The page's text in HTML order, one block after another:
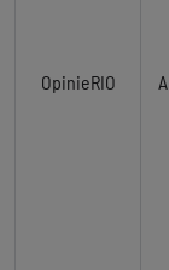
OpinieRIO